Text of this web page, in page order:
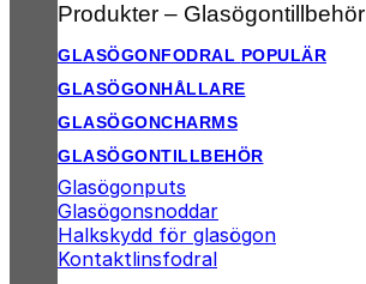
Produkter – Glasögontillbehör
GLASÖGONFODRAL
GLASÖGONHÅLLARE
GLASÖGONCHARMS
GLASÖGONTILLBEHÖR
Glasögonputs
Glasögonsnoddar
Halkskydd för glasögon
Kontaktlinsfodral